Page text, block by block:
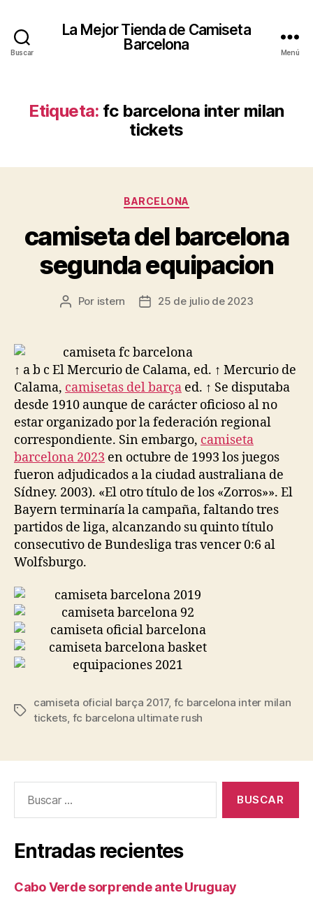
Buscar
La Mejor Tienda de Camiseta
Barcelona
Menú
Etiqueta: fc barcelona inter milan
tickets
Categorías
BARCELONA
camiseta del barcelona
segunda equipacion
Autor
entrada
Por istern
Fecha
entrada
25 de julio de 2023
↑ a b c El Mercurio de Calama, ed. ↑ Mercurio de
Calama, camisetas del barça ed. ↑ Se disputaba
desde 1910 aunque de carácter oficioso al no
estar organizado por la federación regional
correspondiente. Sin embargo, camiseta
barcelona 2023 en octubre de 1993 los juegos
fueron adjudicados a la ciudad australiana de
Sídney. 2003). «El otro título de los «Zorros»». El
Bayern terminaría la campaña, faltando tres
partidos de liga, alcanzando su quinto título
consecutivo de Bundesliga tras vencer 0:6 al
Wolfsburgo.
Etiquetas
camiseta oficial barça 2017, fc barcelona inter milan
tickets, fc barcelona ultimate rush
Entradas recientes
Cabo Verde sorprende ante Uruguay